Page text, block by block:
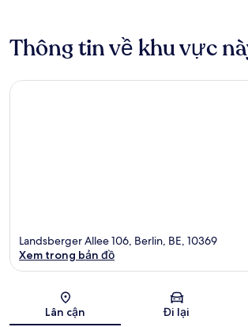
Thông tin về khu vực
Bản đồ
Landsberger Allee 106, Berlin, BE, 10369
Xem trong bản đồ
Lân cận Đi lại